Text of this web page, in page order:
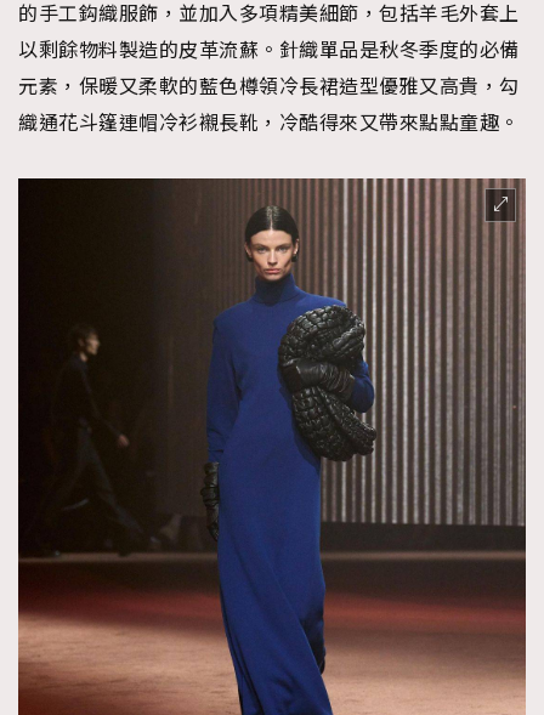
的手工鈎織服飾，並加入多項精美細節，包括羊毛外套上
以剩餘物料製造的皮革流蘇。針織單品是秋冬季度的必備
元素，保暖又柔軟的藍色樽領冷長裙造型優雅又高貴，勾
織通花斗篷連帽冷衫襯長靴，冷酷得來又帶來點點童趣。